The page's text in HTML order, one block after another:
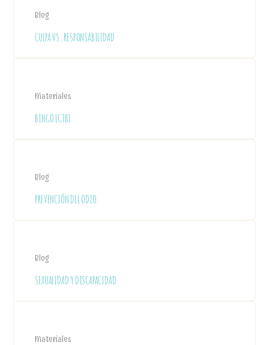
Blog
CULPA VS. RESPONSABILIDAD
Materiales
BINGO LGTBI
Blog
PREVENCIÓN DEL ODIO
Blog
SEXUALIDAD Y DISCAPACIDAD
Materiales